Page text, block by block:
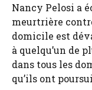
Nancy Pelosi a
meurtrière
domicile est
à quelqu’un de
dans tous les
qu’ils ont